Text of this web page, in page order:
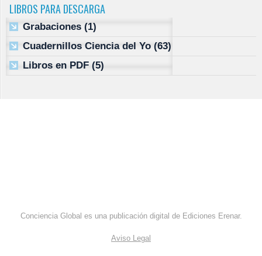
LIBROS PARA DESCARGA
Grabaciones (1)
Cuadernillos Ciencia del Yo (63)
Libros en PDF (5)
Conciencia Global es una publicación digital de Ediciones Erenar.
Aviso Legal